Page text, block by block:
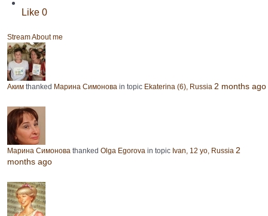
Like 0
StreamAbout me
Аким thanked Марина Симонова in topic Ekaterina (6), Russia 2 months ago
Марина Симонова thanked Olga Egorova in topic Ivan, 12 yo, Russia 2
months ago